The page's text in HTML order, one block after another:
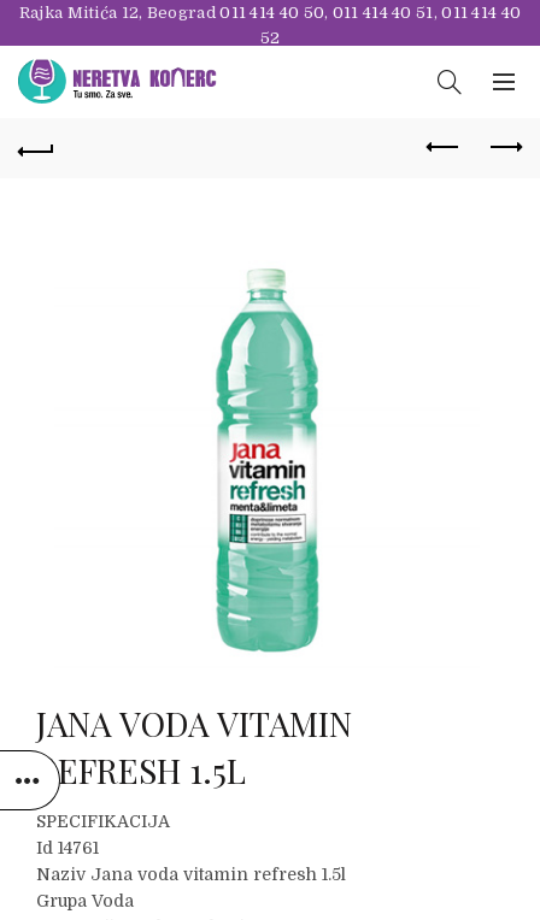
Rajka Mitića 12, Beograd011 414 40 50, 011 414 40 51,011 414 40
52
JANA VODA VITAMIN
REFRESH 1.5L
SPECIFIKACIJA
Id 14761
Naziv Jana voda vitamin refresh 1.5l
Grupa Voda